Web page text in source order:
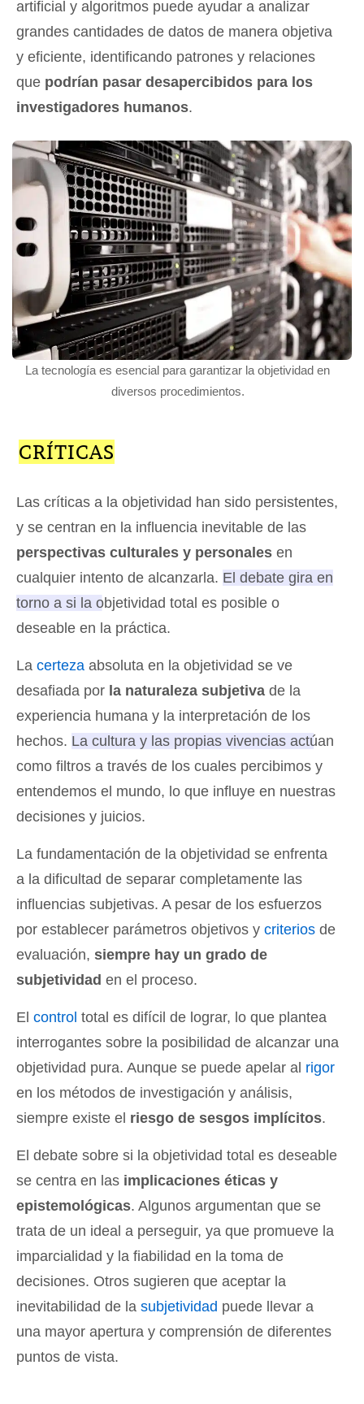
artificial y algoritmos puede ayudar a analizar
grandes cantidades de datos de manera objetiva
y eficiente, identificando patrones y relaciones
que podrían pasar desapercibidos para los
investigadores humanos.
La tecnología es esencial para garantizar la objetividad en
diversos procedimientos.
CRÍTICAS
Las críticas a la objetividad han sido persistentes,
y se centran en la influencia inevitable de las
perspectivas culturales y personales en
cualquier intento de alcanzarla. El debate gira en
torno a si la objetividad total es posible o
deseable en la práctica.
La certeza absoluta en la objetividad se ve
desafiada por la naturaleza subjetiva de la
experiencia humana y la interpretación de los
hechos. La cultura y las propias vivencias actúan
como filtros a través de los cuales percibimos y
entendemos el mundo, lo que influye en nuestras
decisiones y juicios.
La fundamentación de la objetividad se enfrenta
a la dificultad de separar completamente las
influencias subjetivas. A pesar de los esfuerzos
por establecer parámetros objetivos y criterios de
evaluación, siempre hay un grado de
subjetividad en el proceso.
El control total es difícil de lograr, lo que plantea
interrogantes sobre la posibilidad de alcanzar una
objetividad pura. Aunque se puede apelar al rigor
en los métodos de investigación y análisis,
siempre existe el riesgo de sesgos implícitos.
El debate sobre si la objetividad total es deseable
se centra en las implicaciones éticas y
epistemológicas. Algunos argumentan que se
trata de un ideal a perseguir, ya que promueve la
imparcialidad y la fiabilidad en la toma de
decisiones. Otros sugieren que aceptar la
inevitabilidad de la subjetividad puede llevar a
una mayor apertura y comprensión de diferentes
puntos de vista.